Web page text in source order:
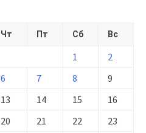
Чт Пт Сб Вс
1
2
6 7 8
9
13 14 15
16
20 21 22
23